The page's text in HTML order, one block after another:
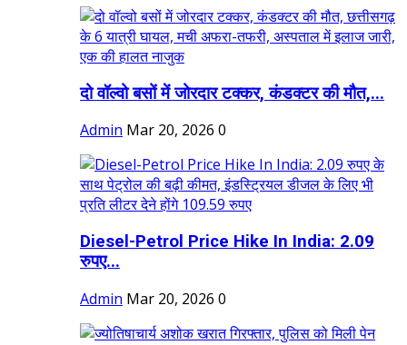
दो वॉल्वो बसों में जोरदार टक्कर, कंडक्टर की मौत,...
Admin Mar 20, 2026 0
Diesel-Petrol Price Hike In India: 2.09
रुपए...
Admin Mar 20, 2026 0